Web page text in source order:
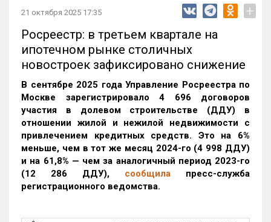
21 октября 2025 17:35 +
Росреестр: в третьем квартале на
ипотечном рынке столичных
новостроек зафиксировано снижение
В сентябре 2025 года Управление Росреестра по
Москве зарегистрировало 4 696 договоров
участия в долевом строительстве (ДДУ) в
отношении жилой и нежилой недвижимости с
привлечением кредитных средств. Это на 6%
меньше, чем в тот же месяц 2024-го (4 998 ДДУ)
и на 61,8% — чем за аналогичный период 2023-го
(12 286 ДДУ), сообщила пресс-служба
регистрационного ведомства.